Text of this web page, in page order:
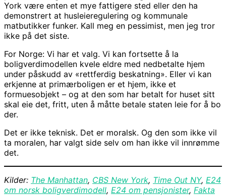
York være enten et mye fattigere sted eller den ha
demonstrert at husleieregulering og kommunale
matbutikker funker. Kall meg en pessimist, men jeg tror
ikke på det siste.
For Norge: Vi har et valg. Vi kan fortsette å la
boligverdimodellen kvele eldre med nedbetalte hjem
under påskudd av «rettferdig beskatning». Eller vi kan
erkjenne at primærboligen er et hjem, ikke et
formuesobjekt – og at den som har betalt for huset sitt
skal eie det, fritt, uten å måtte betale staten leie for å bo
der.
Det er ikke teknisk. Det er moralsk. Og den som ikke vil
ta moralen, har valgt side selv om han ikke vil innrømme
det.
Kilder: The Manhattan, CBS New York, Time Out NY, E24
om norsk boligverdimodell, E24 om pensjonister, Fakta